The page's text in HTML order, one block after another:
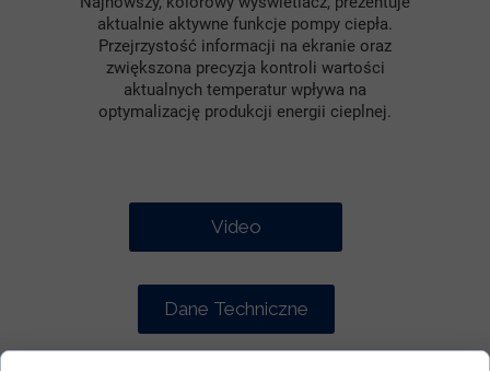
aktualnie aktywne funkcje pompy ciepła.
Przejrzystość informacji na ekranie oraz
zwiększona precyzja kontroli wartości
aktualnych temperatur wpływa na
optymalizację produkcji energii cieplnej.
Video
Dane Techniczne